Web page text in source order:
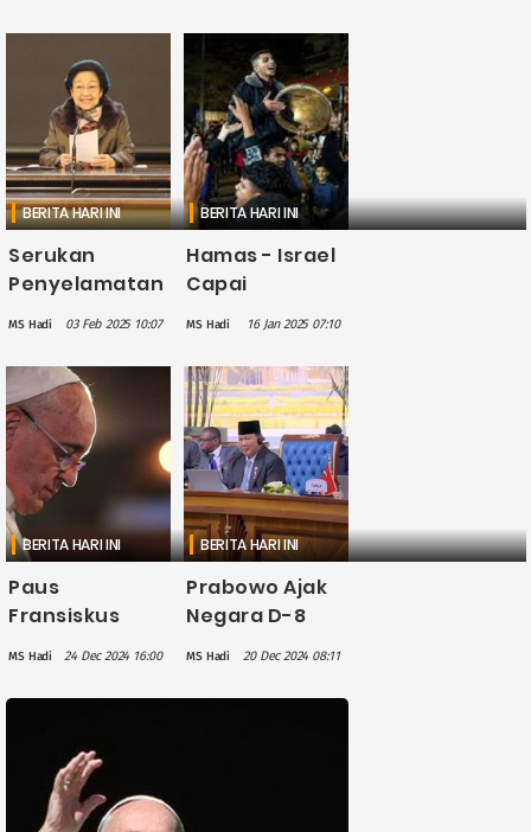
yang Sakit di
Jalur Gaza
Hubungan
Diplomasi dan
Pertimbangan
Kemanusiaan
BERITA HARI INI
Serukan
Penyelamatan
Anak Korban
Megawati:
Mereka
Harapan Masa
Depan
Peradaban
Dunia
MS Hadi 03 Feb 2025 10:07
BERITA HARI INI
Hamas - Israel
Capai
Gencatan
Senjata di
Gaza, Berlaku
Mulai Hari
Minggu
MS Hadi 16 Jan 2025 07:10
BERITA HARI INI
Paus
Fransiskus
Kecam
Israel di Gaza
Gencatan
Senjata
Selama Musim
MS Hadi 24 Dec 2024 16:00
BERITA HARI INI
Prabowo Ajak
Negara D-8
Bersatu Agar
Dukungan
MS Hadi 20 Dec 2024 08:11